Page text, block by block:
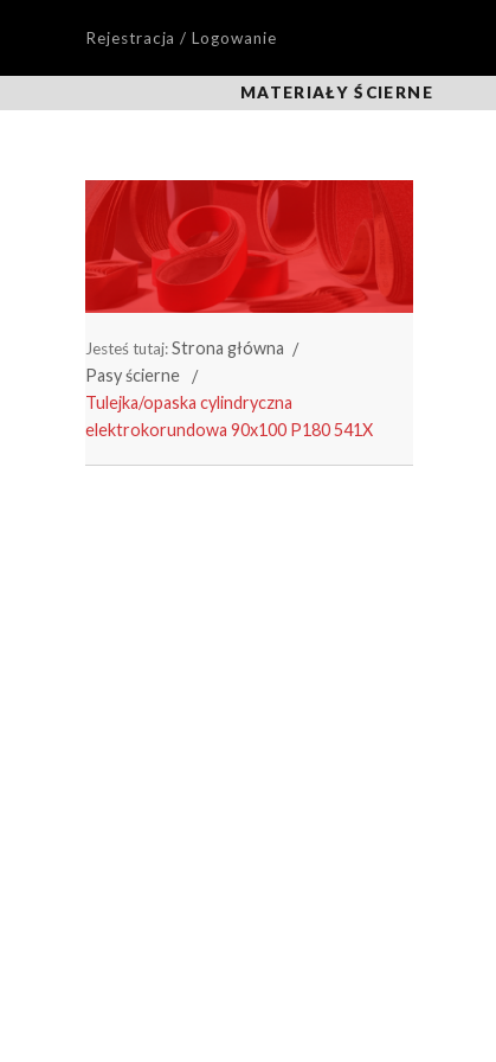
Rejestracja / Logowanie
MATERIAŁY ŚCIERNE
Jesteś tutaj:Strona główna
Pasy ścierne
Tulejka/opaska cylindryczna
elektrokorundowa 90x100 P180 541X